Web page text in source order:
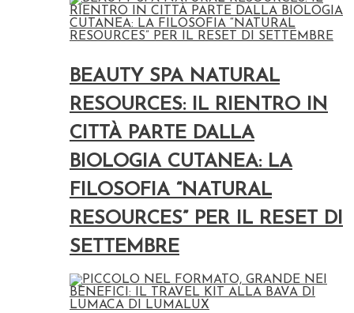
BEAUTY SPA NATURAL
RESOURCES: IL RIENTRO IN
CITTÀ PARTE DALLA
BIOLOGIA CUTANEA: LA
FILOSOFIA “NATURAL
RESOURCES” PER IL RESET DI
SETTEMBRE